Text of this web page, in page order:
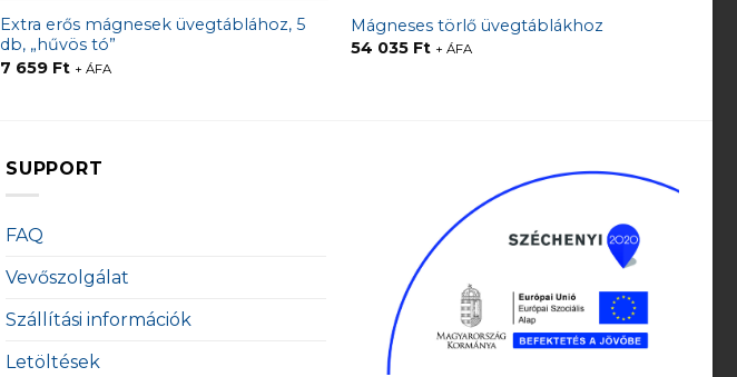
Extra erős mágnesek üvegtáblához, 5
db, „hűvös tó”
7 659 Ft + ÁFA
Mágneses törlő üvegtáblákhoz
54 035 Ft + ÁFA
SUPPORT
FAQ
Vevőszolgálat
Szállítási információk
Letöltések